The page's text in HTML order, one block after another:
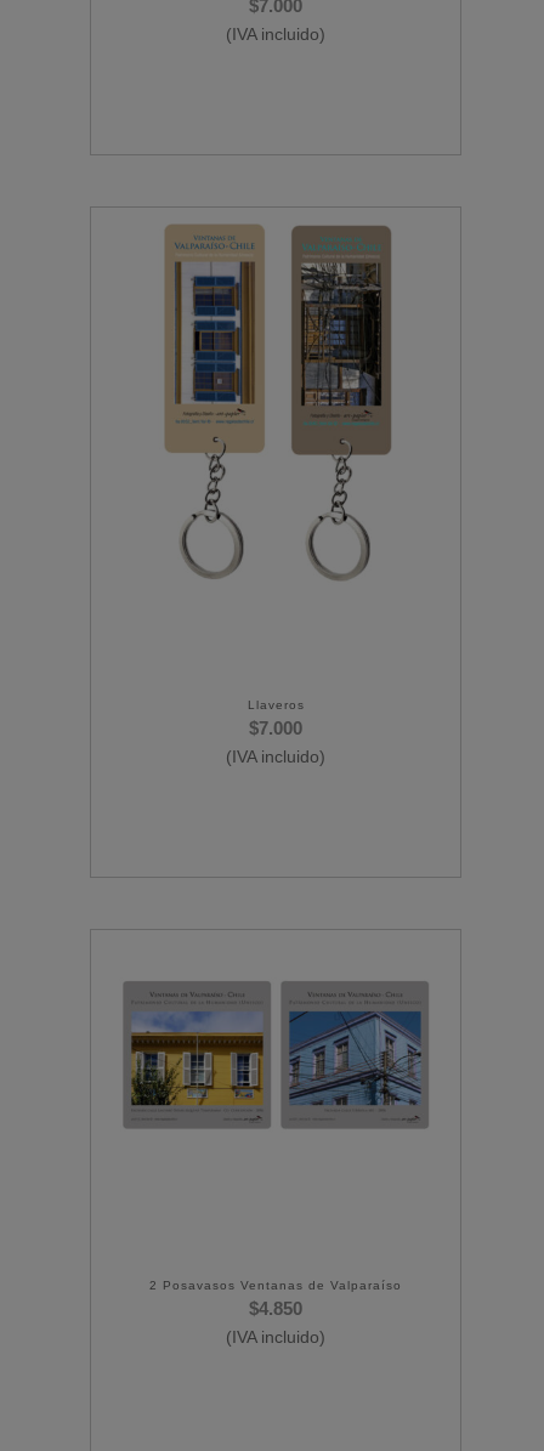
$7.000
(IVA incluido)
Llaveros
$7.000
(IVA incluido)
2 Posavasos Ventanas de Valparaíso
$4.850
(IVA incluido)